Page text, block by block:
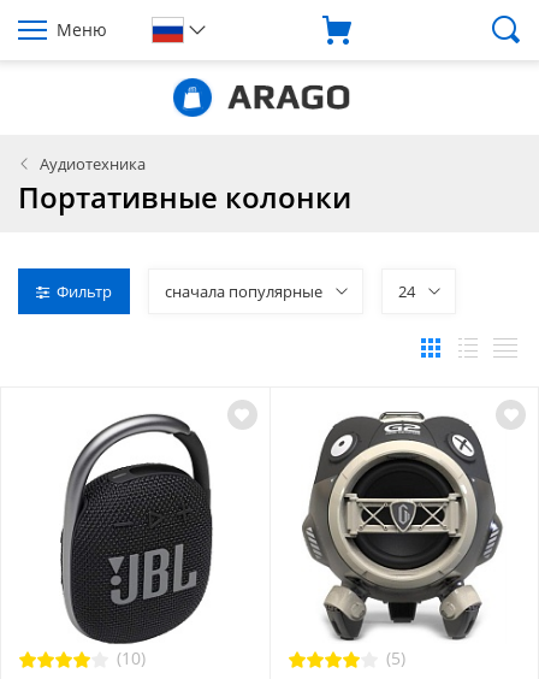
Меню
Аудиотехника
Портативные колонки
Фильтр сначала популярные 24
(10) (5)